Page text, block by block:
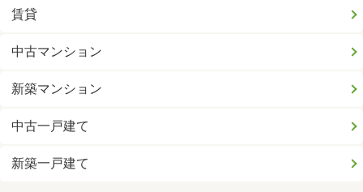
賃貸
中古マンション
新築マンション
中古一戸建て
新築一戸建て